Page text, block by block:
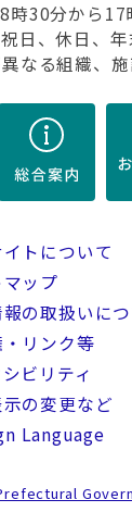
時30分から17
日、休日、年
なる組織、施
トについて
ップ
の取扱いに
リンク等
ビリティ
の変更など
Language